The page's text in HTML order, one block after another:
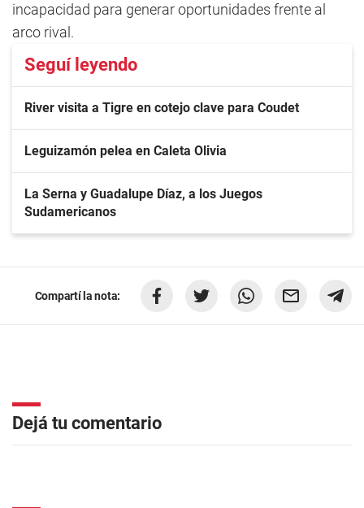
incapacidad para generar oportunidades frente al
arco rival.
Seguí leyendo
River visita a Tigre en cotejo clave para Coudet
Leguizamón pelea en Caleta Olivia
La Serna y Guadalupe Díaz, a los Juegos
Sudamericanos
Compartí la nota:
Dejá tu comentario